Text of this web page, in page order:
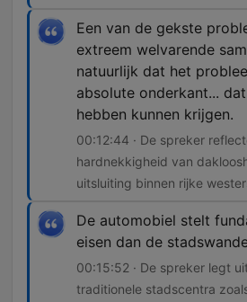
Een van de gekste
extreem welvarende
natuurlijk dat het
absolute onderkant...
hebben kunnen krijgen.
00:12:44 · De spreker
hardnekkigheid van
uitsluiting binnen rijke
De automobiel stelt
eisen dan de
00:15:52 · De spreker legt
traditionele stadscentra